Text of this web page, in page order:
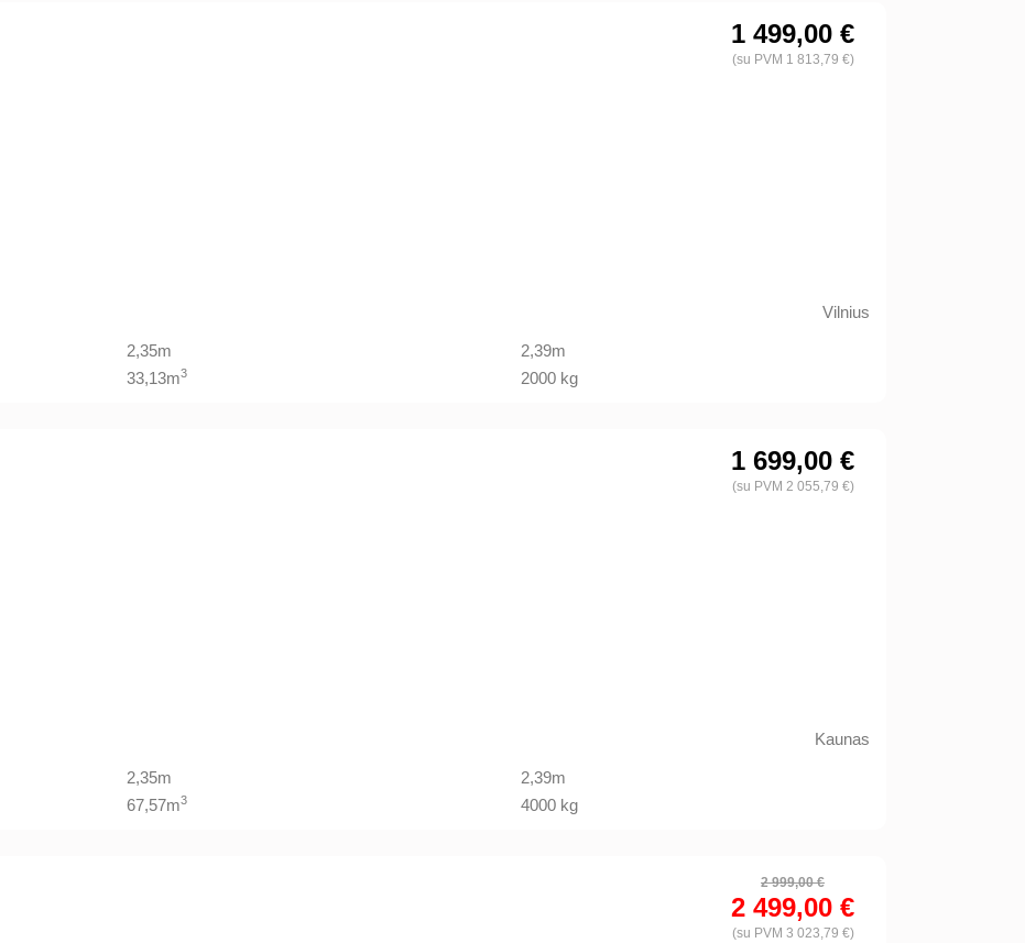
1 499,00 €
(su PVM 1 813,79 €)
Vilnius
2,35m
2,39m
33,13m3 2000 kg
1 699,00 €
(su PVM 2 055,79 €)
Kaunas
2,35m
2,39m
67,57m3 4000 kg
2 999,00 €
2 499,00 €
(su PVM 3 023,79 €)